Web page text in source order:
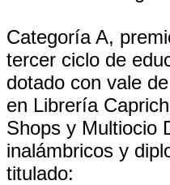
Categoría A,
tercer ciclo de
dotado con vale
en Librería
Shops y Multiocio
inalámbricos y
titulado: